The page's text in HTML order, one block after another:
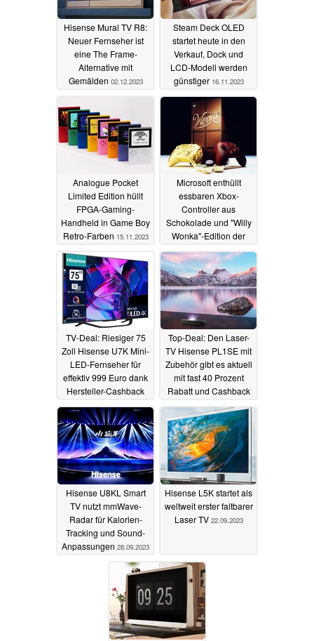
Hisense Mural TV R8:
Neuer Fernseher ist
eine The Frame-
Alternative mit
Gemälden 02.12.2023
Steam Deck OLED
startet heute in den
Verkauf, Dock und
LCD-Modell werden
günstiger 16.11.2023
Analogue Pocket
Limited Edition hüllt
FPGA-Gaming-
Handheld in Game Boy
Retro-Farben 15.11.2023
Microsoft enthüllt
essbaren Xbox-
Controller aus
Schokolade und "Willy
Wonka"-Edition der
Xbox Series X13.11.2023
TV-Deal: Riesiger 75
Zoll Hisense U7K Mini-
LED-Fernseher für
effektiv 999 Euro dank
Hersteller-Cashback
11.11.2023
Top-Deal: Den Laser-
TV Hisense PL1SE mit
Zubehör gibt es aktuell
mit fast 40 Prozent
Rabatt und Cashback
13.10.2023
Hisense U8KL Smart
TV nutzt mmWave-
Radar für Kalorien-
Tracking und Sound-
Anpassungen 28.09.2023
Hisense L5K startet als
weltweit erster faltbarer
Laser TV 22.09.2023